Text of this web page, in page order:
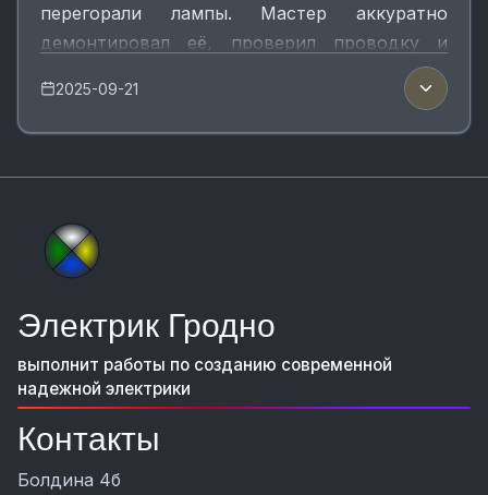
перегорали лампы. Мастер аккуратно
демонтировал её, проверил проводку и
подключил новую. Теперь светит ярко и без
мерцания.
2025-09-21
Электрик Гродно
выполнит работы по созданию современной
надежной электрики
Контакты
Болдина 4б